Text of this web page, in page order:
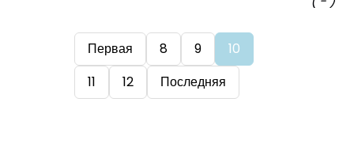
Первая 8 9
10
11
12 Последняя